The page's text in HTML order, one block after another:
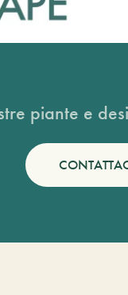
piante e